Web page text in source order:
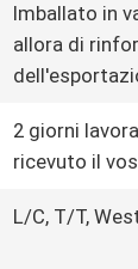
Imballato in
allora di
2 giorni
ricevuto il
L/C, T/T,